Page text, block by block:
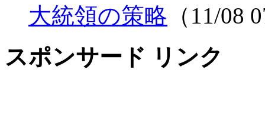
大統領の策略 （11/08
スポンサード リンク